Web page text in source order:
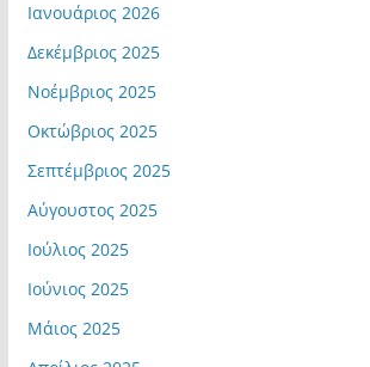
Ιανουάριος 2026
Δεκέμβριος 2025
Νοέμβριος 2025
Οκτώβριος 2025
Σεπτέμβριος 2025
Αύγουστος 2025
Ιούλιος 2025
Ιούνιος 2025
Μάιος 2025